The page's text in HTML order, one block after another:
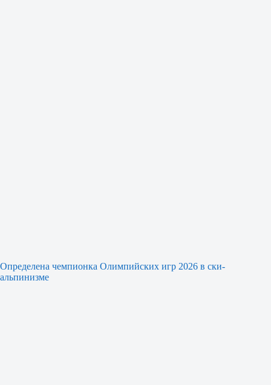
Определена чемпионка Олимпийских игр 2026 в ски-
альпинизме